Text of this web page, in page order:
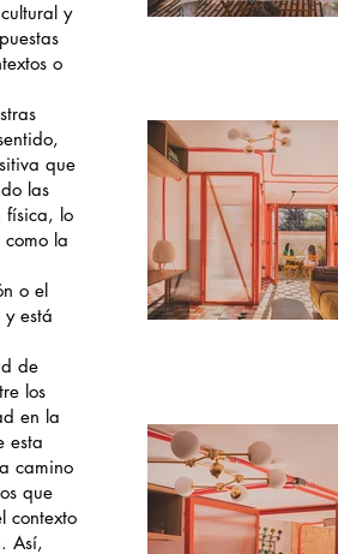
y
o
que
las
física, lo
la
o el
está
de
los
en la
esta
camino
que
contexto
Así,